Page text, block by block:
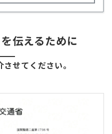
伝えるために
せてください。